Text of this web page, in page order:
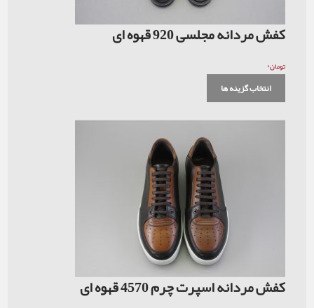
کفش مردانه مجلسی 920 قهوه ای
تومان۰
انتخاب گزینه ها
کفش مردانه اسپرت چرم 4570 قهوه ای